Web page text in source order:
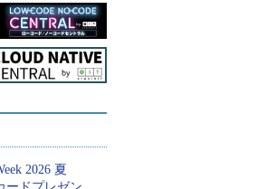
2026 夏